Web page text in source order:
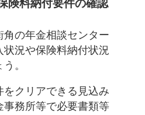
険料納付要件の確認
角の年金相談センター
状況や保険料納付状況
。
をクリアできる見込み
事務所等で必要書類等